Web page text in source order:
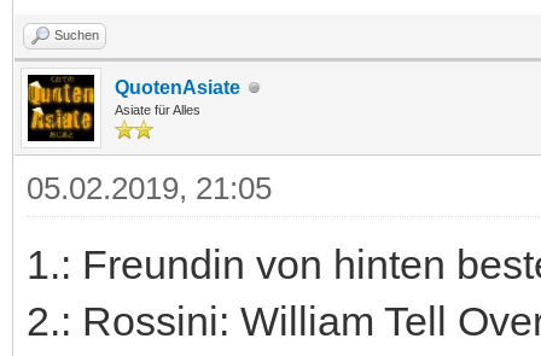
Suchen
QuotenAsiate
Asiate für Alles
05.02.2019, 21:05
1.: Freundin von hinten
2.: Rossini: William Tell